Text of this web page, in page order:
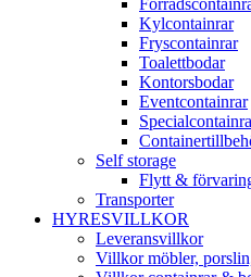
Kylcontainrar
Fryscontainrar
Toalettbodar
Kontorsbodar
Eventcontainrar
Self storage
Flytt &
Transporter
HYRESVILLKOR
Leveransvillkor
Villkor möbler,